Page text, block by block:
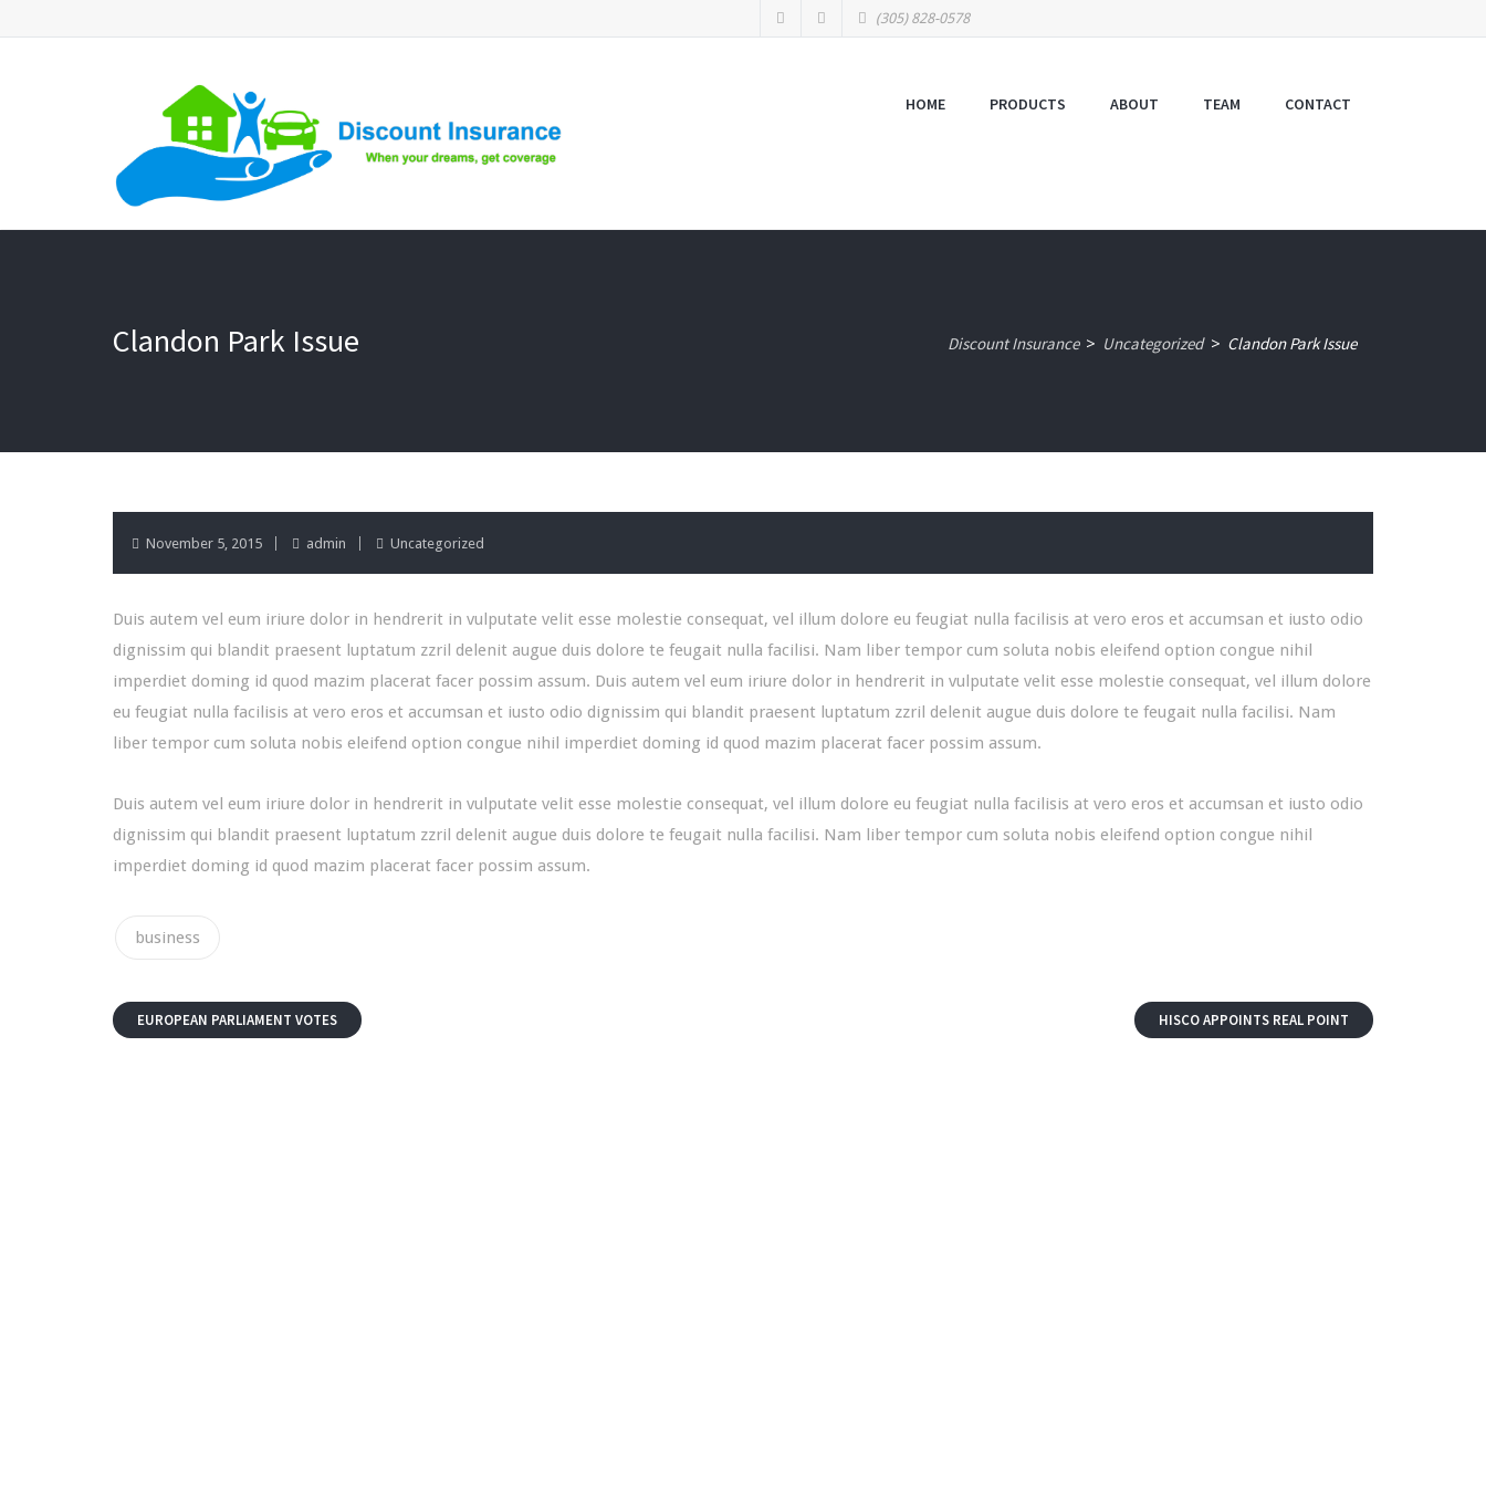
(305) 828-0578
HOME PRODUCTS ABOUT TEAM CONTACT
Clandon Park Issue Discount Insurance > Uncategorized > Clandon Park Issue
November 5, 2015 admin Uncategorized
Duis autem vel eum iriure dolor in hendrerit in vulputate velit esse molestie consequat, vel illum dolore eu feugiat nulla facilisis at vero eros et accumsan et iusto odio
dignissim qui blandit praesent luptatum zzril delenit augue duis dolore te feugait nulla facilisi. Nam liber tempor cum soluta nobis eleifend option congue nihil
imperdiet doming id quod mazim placerat facer possim assum. Duis autem vel eum iriure dolor in hendrerit in vulputate velit esse molestie consequat, vel illum dolore
eu feugiat nulla facilisis at vero eros et accumsan et iusto odio dignissim qui blandit praesent luptatum zzril delenit augue duis dolore te feugait nulla facilisi. Nam
liber tempor cum soluta nobis eleifend option congue nihil imperdiet doming id quod mazim placerat facer possim assum.
Duis autem vel eum iriure dolor in hendrerit in vulputate velit esse molestie consequat, vel illum dolore eu feugiat nulla facilisis at vero eros et accumsan et iusto odio
dignissim qui blandit praesent luptatum zzril delenit augue duis dolore te feugait nulla facilisi. Nam liber tempor cum soluta nobis eleifend option congue nihil
imperdiet doming id quod mazim placerat facer possim assum.
business
EUROPEAN PARLIAMENT VOTES HISCO APPOINTS REAL POINT